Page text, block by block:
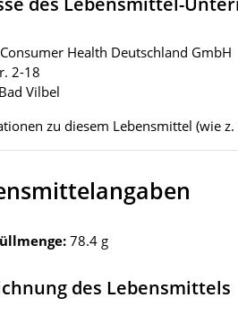
Health Deutschland GmbH
2-18
Vilbel
zu diesem Lebensmittel (wie
78.4 g
des Lebensmittels